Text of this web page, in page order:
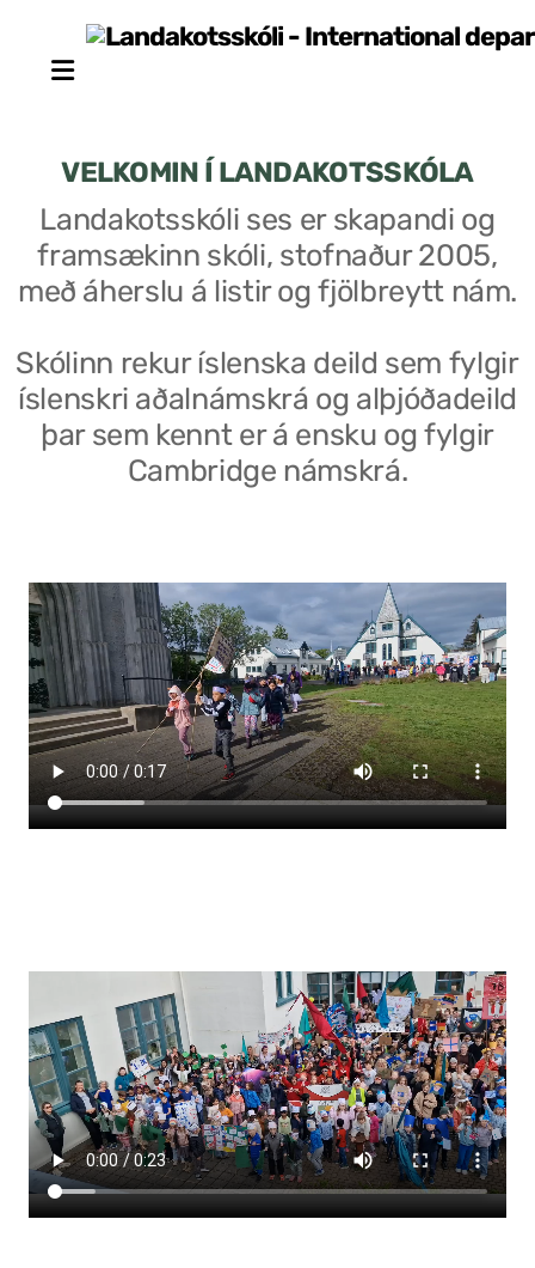
VELKOMIN Í LANDAKOTSSKÓLA
Landakotsskóli ses er skapandi og
framsækinn skóli, stofnaður 2005,
með áherslu á listir og fjölbreytt nám.
Skólinn rekur íslenska deild sem fylgir
íslenskri aðalnámskrá og alþjóðadeild
þar sem kennt er á ensku og fylgir
Cambridge námskrá.
Stjórn sjálfseignarstofnunar
Skólaráð
Fundargerðir skólaráðs
Stjórnendateymi
Skólareglur
Starfsáætlun
Frístund
Upplýsingar um innritun
Námsmat
Læsi
Lestrarheftin
Náms- og kennsluáætlanir
Námsráðgjafi